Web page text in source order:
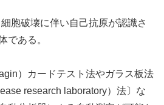
胞破壊に伴い自己抗原が認識さ
である。
）カードテスト法やガラス板法
research laboratory）法〕な